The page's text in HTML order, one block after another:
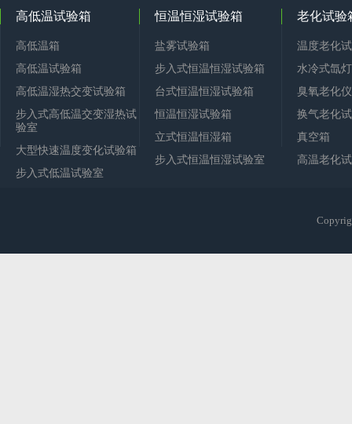
高低温试验箱
高低温箱
高低温试验箱
高低温湿热交变试验箱
步入式高低温交变湿热试
验室
大型快速温度变化试验箱
步入式低温试验室
恒温恒湿试验箱
盐雾试验箱
步入式恒温恒湿试验箱
台式恒温恒湿试验箱
恒温恒湿试验箱
立式恒温恒湿箱
步入式恒温恒湿试验室
老化试验
温度老化
水冷式氙
臭氧老化仪
换气老化
真空箱
高温老化